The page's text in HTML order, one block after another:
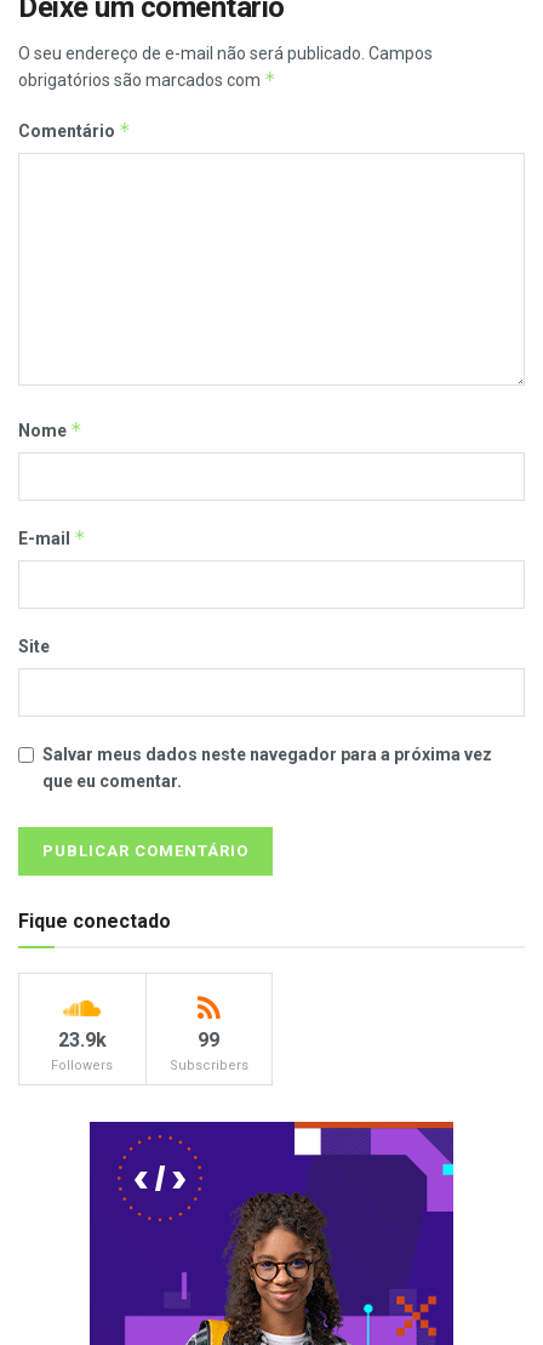
Deixe um comentário
O seu endereço de e-mail não será publicado. Campos
obrigatórios são marcados com *
Comentário *
Nome *
E-mail *
Site
Salvar meus dados neste navegador para a próxima vez
que eu comentar.
Fique conectado
23.9k
Followers
99
Subscribers